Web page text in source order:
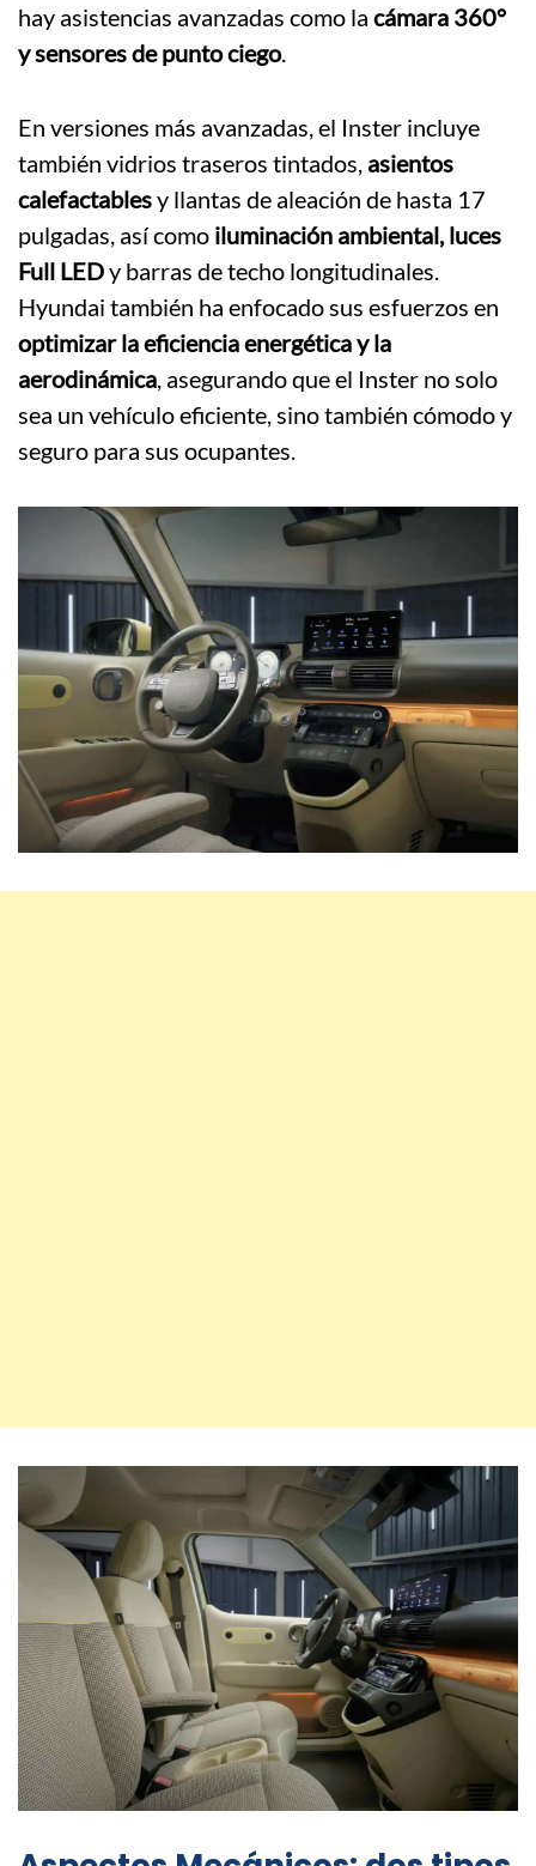
hay asistencias avanzadas como la cámara 360°
y sensores de punto ciego.
En versiones más avanzadas, el Inster incluye
también vidrios traseros tintados, asientos
calefactablesy llantas de aleación de hasta 17
pulgadas, así como iluminación ambiental, luces
Full LEDy barras de techo longitudinales.
Hyundai también ha enfocado sus esfuerzos en
optimizar la eficiencia energética y la
aerodinámica , asegurando que el Inster no solo
sea un vehículo eficiente, sino también cómodo y
seguro para sus ocupantes.